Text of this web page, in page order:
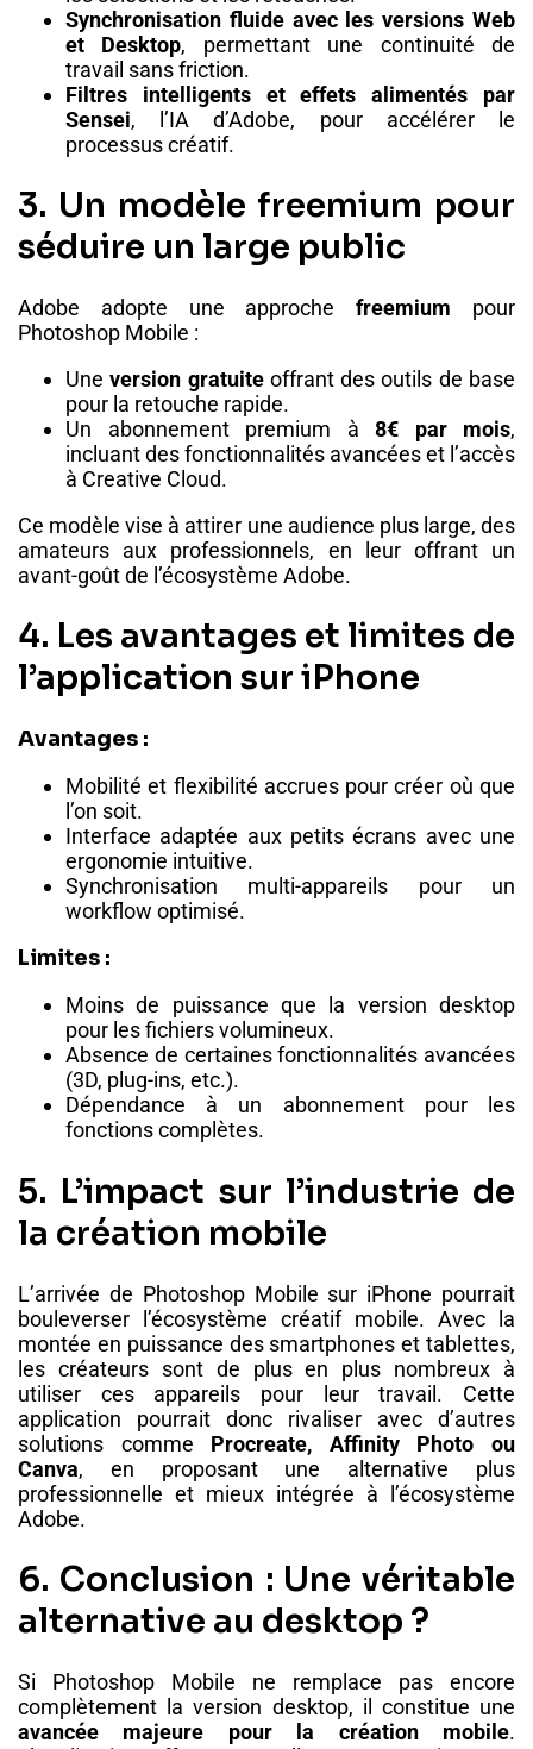
Synchronisation fluide avec les versions Web
et Desktop, permettant une continuité de
travail sans friction.
Filtres intelligents et effets alimentés par
Sensei, l’IA d’Adobe, pour accélérer le
processus créatif.
3. Un modèle freemium pour
séduire un large public
Adobe adopte une approchefreemium pour
Photoshop Mobile :
Uneversion gratuiteoffrant des outils de base
pour la retouche rapide.
Un abonnement premium à 8€ par mois,
incluant des fonctionnalités avancées et l’accès
à Creative Cloud.
Ce modèle vise à attirer une audience plus large, des
amateurs aux professionnels, en leur offrant un
avant-goût de l’écosystème Adobe.
4. Les avantages et limites de
l’application sur iPhone
Avantages :
Mobilité et flexibilité accrues pour créer où que
l’on soit.
Interface adaptée aux petits écrans avec une
ergonomie intuitive.
Synchronisation multi-appareils pour un
workflow optimisé.
Limites :
Moins de puissance que la version desktop
pour les fichiers volumineux.
Absence de certaines fonctionnalités avancées
(3D, plug-ins, etc.).
Dépendance à un abonnement pour les
fonctions complètes.
5. L’impact sur l’industrie de
la création mobile
L’arrivée de Photoshop Mobile sur iPhone pourrait
bouleverser l’écosystème créatif mobile. Avec la
montée en puissance des smartphones et tablettes,
les créateurs sont de plus en plus nombreux à
utiliser ces appareils pour leur travail. Cette
application pourrait donc rivaliser avec d’autres
solutions comme Procreate, Affinity Photo ou
Canva, en proposant une alternative plus
professionnelle et mieux intégrée à l’écosystème
Adobe.
6. Conclusion : Une véritable
alternative au desktop ?
Si Photoshop Mobile ne remplace pas encore
complètement la version desktop, il constitue une
avancée majeure pour la création mobile.